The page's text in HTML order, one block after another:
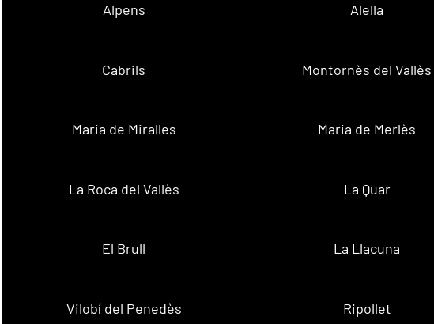
Alpens Alella
Cabrils Montornès del Vallès
Maria de Miralles Maria de Merlès
La Roca del Vallès La Quar
El Brull La Llacuna
Vilobí del Penedès Ripollet